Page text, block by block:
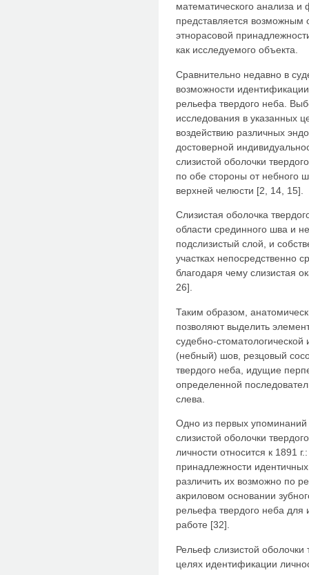
математического анализа
представляется возможным
этнорасовой
как исследуемого объекта.
Сравнительно недавно в
возможности
рельефа твердого неба.
исследования в указанных
воздействию различных
достоверной
слизистой оболочки
по обе стороны от небного
верхней челюсти [2, 14, 15].
Слизистая оболочка
области срединного шва и
подслизистый слой, и
участках непосредственно
благодаря чему слизистая
26].
Таким образом,
позволяют выделить
судебно-
(небный) шов, резцовый
твердого неба, идущие
определенной
слева.
Одно из первых
слизистой оболочки
личности относится к 1891
принадлежности
различить их возможно по
акриловом основании
рельефа твердого неба для
работе [32].
Рельеф слизистой оболочки
целях идентификации